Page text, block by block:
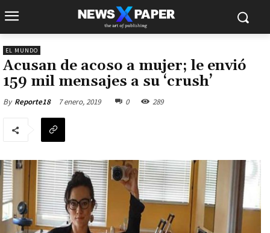
EL MUNDO
Acusan de acoso a mujer; le envió
159 mil mensajes a su ‘crush’
By Reporte18 7 enero, 2019 0 289